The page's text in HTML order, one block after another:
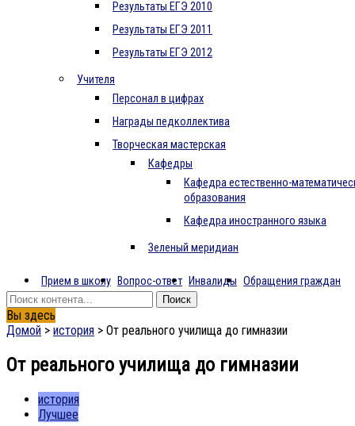
Результаты ЕГЭ 2010
Результаты ЕГЭ 2011
Результаты ЕГЭ 2012
Учителя
Персонал в цифрах
Награды педколлектива
Творческая мастерская
Кафедры
Кафедра естественно-
образования
Кафедра иностранного языка
Зеленый меридиан
Прием в школу Вопрос-ответ Инвалиды Обращения граждан
Вы здесь
Домой > история > От реального училища до гимназии
От реального училища до гимназии
история
Лучшее